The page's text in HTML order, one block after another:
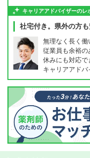
キャリアアドバイザーのレ
社宅付き。県外の方
無理なく長く働
従業員も余裕の
休みにも対応で
キャリアアド